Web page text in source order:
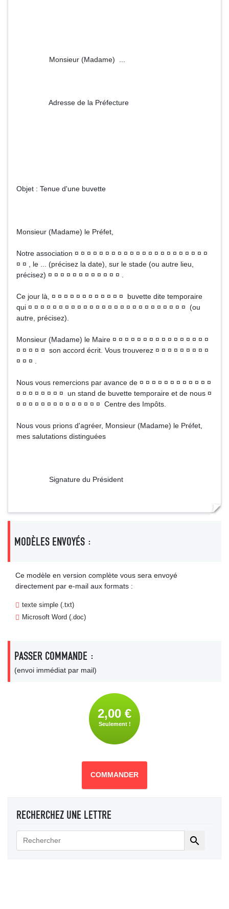
Monsieur (Madame) ...
Adresse de la Préfecture
Objet : Tenue d'une buvette
Monsieur (Madame) le Préfet,
Notre association ¤ ¤ ¤ ¤ ¤ ¤ ¤ ¤ ¤ ¤ ¤ ¤ ¤ ¤ ¤ ¤ ¤ ¤ ¤ ¤ ¤ ¤
¤ ¤ , le ... (précisez la date), sur le stade (ou autre lieu,
précisez) ¤ ¤ ¤ ¤ ¤ ¤ ¤ ¤ ¤ ¤ ¤ ¤ .
Ce jour là, ¤ ¤ ¤ ¤ ¤ ¤ ¤ ¤ ¤ ¤ ¤ ¤ buvette dite temporaire
qui ¤ ¤ ¤ ¤ ¤ ¤ ¤ ¤ ¤ ¤ ¤ ¤ ¤ ¤ ¤ ¤ ¤ ¤ ¤ ¤ ¤ ¤ ¤ ¤ ¤ ¤ (ou
autre, précisez).
Monsieur (Madame) le Maire ¤ ¤ ¤ ¤ ¤ ¤ ¤ ¤ ¤ ¤ ¤ ¤ ¤ ¤ ¤ ¤
¤ ¤ ¤ ¤ ¤ son accord écrit. Vous trouverez ¤ ¤ ¤ ¤ ¤ ¤ ¤ ¤ ¤
¤ ¤ ¤ .
Nous vous remercions par avance de ¤ ¤ ¤ ¤ ¤ ¤ ¤ ¤ ¤ ¤ ¤ ¤
¤ ¤ ¤ ¤ ¤ ¤ ¤ ¤ un stand de buvette temporaire et de nous ¤
¤ ¤ ¤ ¤ ¤ ¤ ¤ ¤ ¤ ¤ ¤ ¤ ¤ ¤ Centre des Impôts.
Nous vous prions d'agréer, Monsieur (Madame) le Préfet,
mes salutations distinguées
Signature du Président
MODÈLES ENVOYÉS :
Ce modèle en version complète vous sera envoyé
directement par e-mail aux formats :
texte simple (.txt)
Microsoft Word (.doc)
PASSER COMMANDE :
(envoi immédiat par mail)
2,00 €
Seulement !
COMMANDER
RECHERCHEZ UNE LETTRE
